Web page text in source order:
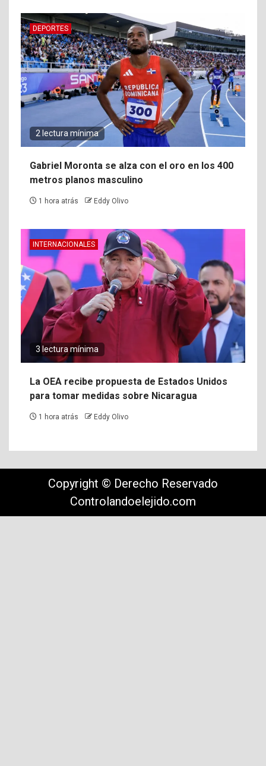
DEPORTES
2 lectura mínima
Gabriel Moronta se alza con el oro en los 400
metros planos masculino
1 hora atrás Eddy Olivo
INTERNACIONALES
3 lectura mínima
La OEA recibe propuesta de Estados Unidos
para tomar medidas sobre Nicaragua
1 hora atrás Eddy Olivo
Copyright © Derecho Reservado
Controlandoelejido.com